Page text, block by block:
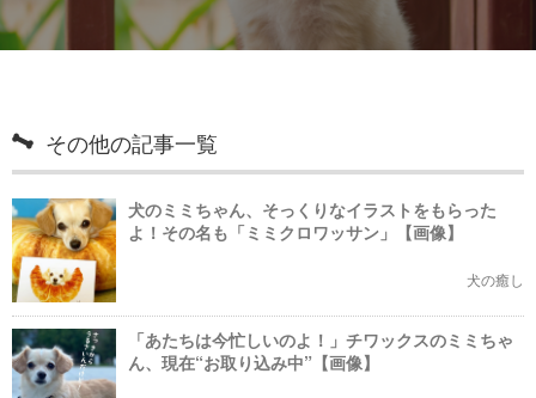
その他の記事一覧
犬のミミちゃん、そっくりなイラストをもらった
よ！その名も「ミミクロワッサン」【画像】
犬の癒し
「あたちは今忙しいのよ！」チワックスのミミちゃ
ん、現在“お取り込み中”【画像】